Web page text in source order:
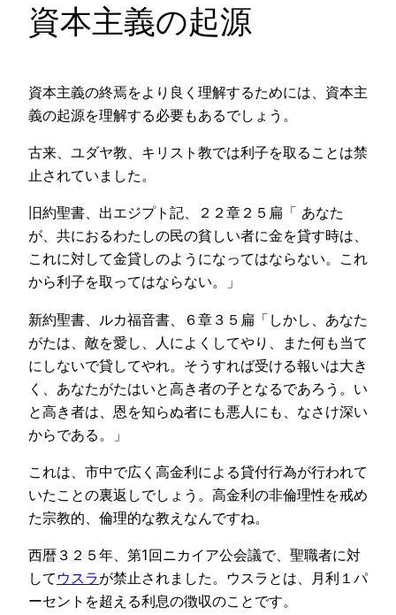
資本主義の起源
資本主義の終焉をより良く理解するためには、資本主
義の起源を理解する必要もあるでしょう。
古来、ユダヤ教、キリスト教では利子を取ることは禁
止されていました。
旧約聖書、出エジプト記、２２章２５扁「 あなた
が、共におるわたしの民の貧しい者に金を貸す時は、
これに対して金貸しのようになってはならない。これ
から利子を取ってはならない。」
新約聖書、ルカ福音書、６章３５扁「しかし、あなた
がたは、敵を愛し、人によくしてやり、また何も当て
にしないで貸してやれ。そうすれば受ける報いは大き
く、あなたがたはいと高き者の子となるであろう。い
と高き者は、恩を知らぬ者にも悪人にも、なさけ深い
からである。」
これは、市中で広く高金利による貸付行為が行われて
いたことの裏返しでしょう。高金利の非倫理性を戒め
た宗教的、倫理的な教えなんですね。
西暦３２５年、第1回ニカイア公会議で、聖職者に対
して ウスラが禁止されました。ウスラとは、月利１パ
ーセントを超える利息の徴収のことです。